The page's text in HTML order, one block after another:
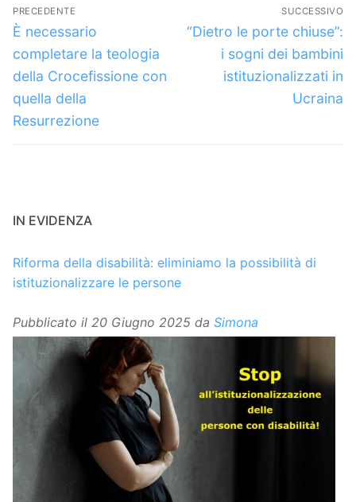
articoli
PRECEDENTE
Articolo
precedente:
È necessario
completare la teologia
della Crocefissione con
quella della
Resurrezione
SUCCESSIVO
Articolo
successivo:
“Dietro le porte chiuse”:
i sogni dei bambini
istituzionalizzati in
Ucraina
IN EVIDENZA
Riforma della disabilità: eliminiamo la possibilità di
istituzionalizzare le persone
Pubblicato il 20 Giugno 2025 da Simona